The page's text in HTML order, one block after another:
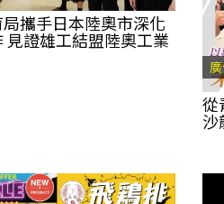
攜手日本陸奧市深化
見證雄工結盟陸奧工業
從
沙